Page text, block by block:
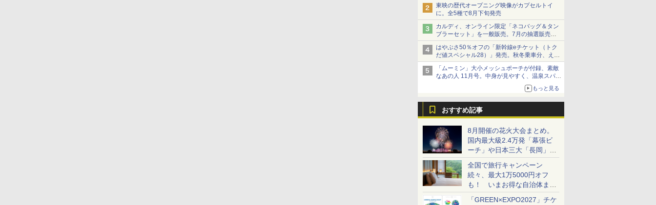
東映の歴代オープニング映像がカプセルトイ
に。全5種で8月下旬発売
カルディ、オンライン限定「ネコバッグ＆タン
ブラーセット」を一般販売。7月の抽選販売の
当選無効分
はやぶさ50％オフの「新幹線eチケット（トク
だ値スペシャル28）」発売。秋冬乗車分、えき
ねっと限定
「ムーミン」大小メッシュポーチが付録、素敵
なあの人 11月号。中身が見やすく、温泉スパに
もっと見る
おすすめ記事
8月開催の花火大会まとめ。
国内最大級2.4万発「幕張ビ
ーチ」や日本三大「長岡」な
ど大型イベント目白押し！
全国で旅行キャンペーン
続々、最大1万5000円オフ
も！ いまお得な自治体まと
め
「GREEN×EXPO2027」チケ